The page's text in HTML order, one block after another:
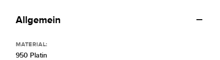
Allgemein
MATERIAL:
950 Platin